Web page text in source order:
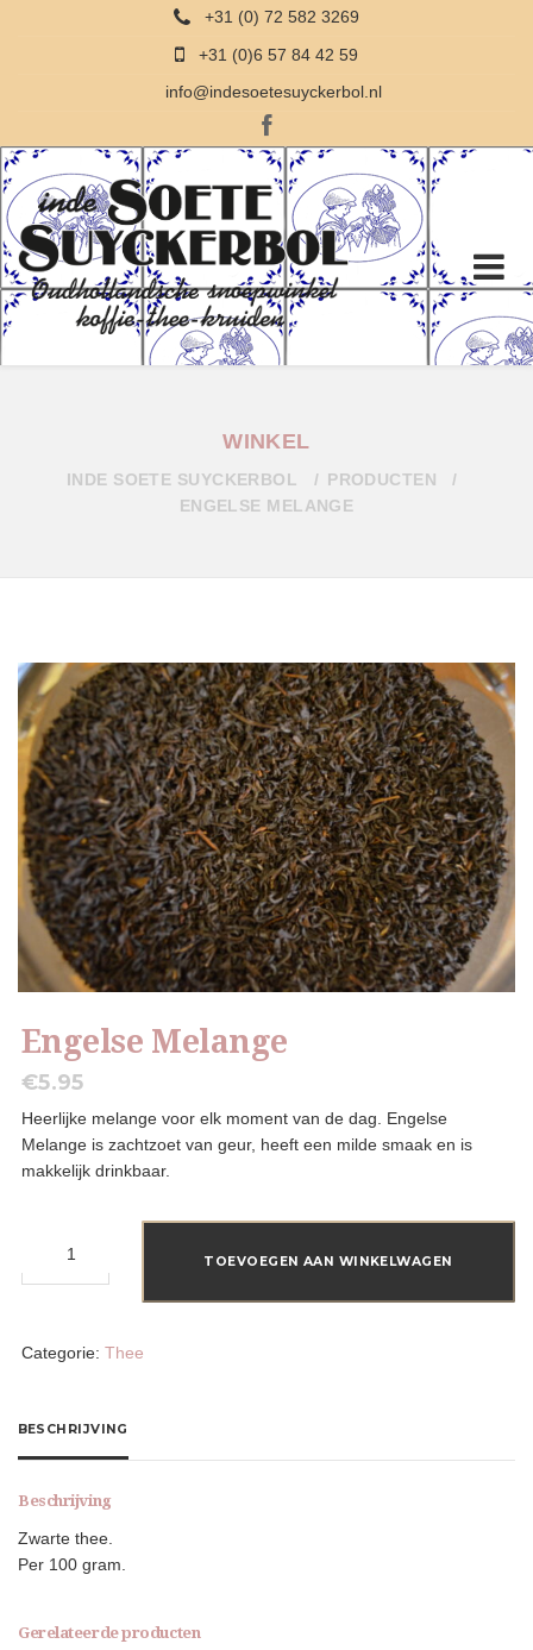
+31 (0) 72 582 3269
+31 (0)6 57 84 42 59
info@indesoetesuyckerbol.nl
WINKEL
INDE SOETE SUYCKERBOL
PRODUCTEN
ENGELSE MELANGE
Engelse Melange
€5.95
Heerlijke melange voor elk moment van de dag. Engelse
Melange is zachtzoet van geur, heeft een milde smaak en is
makkelijk drinkbaar.
Melange
aantal
TOEVOEGEN AAN WINKELWAGEN
Categorie: Thee
BESCHRIJVING
Beschrijving
Zwarte thee.
Per 100 gram.
Gerelateerde producten